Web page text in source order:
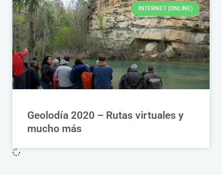
INTERNET (ONLINE)
Geolodía 2020 – Rutas virtuales y
mucho más